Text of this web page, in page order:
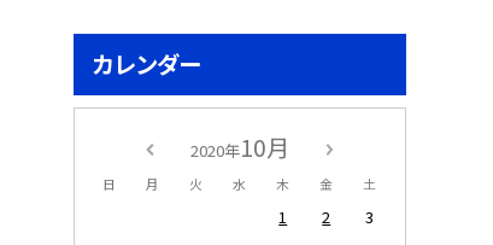
カレンダー
2020年10月
日 月 火 水 木 金 土
1 2
3